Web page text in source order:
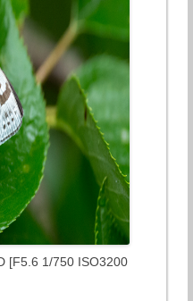
[F5.6 1/750 ISO3200